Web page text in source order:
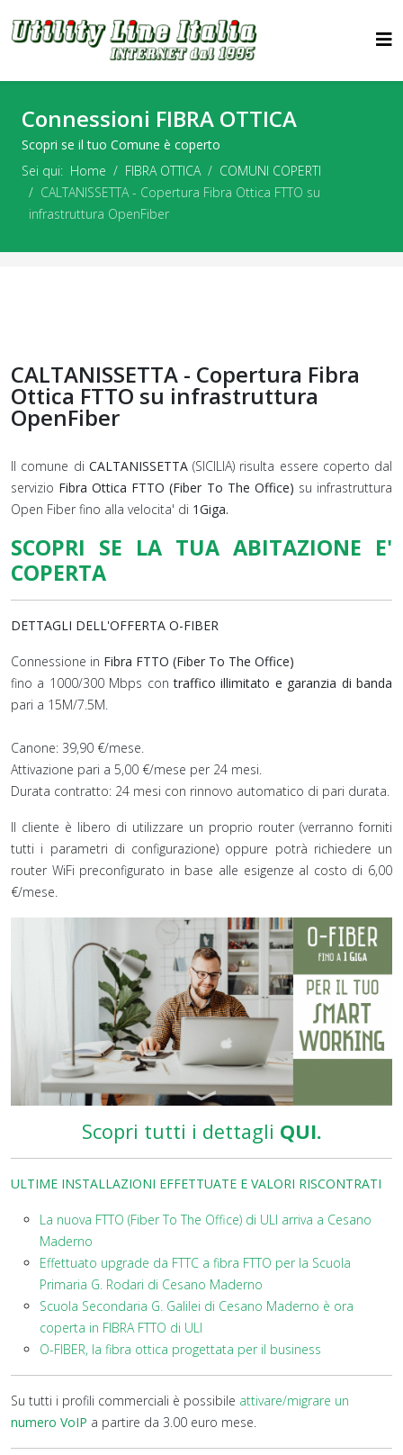
Connessioni FIBRA OTTICA
Scopri se il tuo Comune è coperto
Sei qui: Home FIBRA OTTICA
COMUNI COPERTI
CALTANISSETTA - Copertura Fibra Ottica FTTO su
infrastruttura OpenFiber
CALTANISSETTA - Copertura Fibra
Ottica FTTO su infrastruttura
OpenFiber
Il comune di CALTANISSETTA(SICILIA) risulta essere coperto dal
servizio Fibra Ottica FTTO (Fiber To The Office) su infrastruttura
Open Fiber fino alla velocita' di 1Giga.
SCOPRI SE LA TUA ABITAZIONE E'
COPERTA
DETTAGLI DELL'OFFERTA O-FIBER
Connessione in Fibra FTTO (Fiber To The Office)
fino a 1000/300 Mbps con traffico illimitato e garanzia di banda
pari a 15M/7.5M.
Canone: 39,90 €/mese.
Attivazione pari a 5,00 €/mese per 24 mesi.
Durata contratto: 24 mesi con rinnovo automatico di pari durata.
Il cliente è libero di utilizzare un proprio router (verranno forniti
tutti i parametri di configurazione) oppure potrà richiedere un
router WiFi preconfigurato in base alle esigenze al costo di 6,00
€/mese.
Scopri tutti i dettagli QUI.
ULTIME INSTALLAZIONI EFFETTUATE E VALORI RISCONTRATI
La nuova FTTO (Fiber To The Office) di ULI arriva a Cesano
Maderno
Effettuato upgrade da FTTC a fibra FTTO per la Scuola
Primaria G. Rodari di Cesano Maderno
Scuola Secondaria G. Galilei di Cesano Maderno è ora
coperta in FIBRA FTTO di ULI
O-FIBER, la fibra ottica progettata per il business
Su tutti i profili commerciali è possibile attivare/migrare un
numero VoIP a partire da 3.00 euro mese.